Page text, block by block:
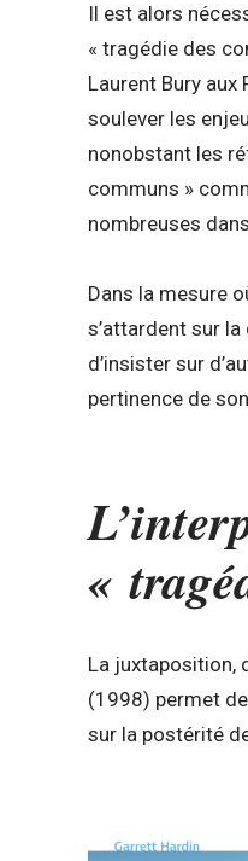
Il est alors
« tragédie des
Laurent Bury
soulever les
nonobstant les
communs »
nombreuses
Dans la mesure
s’attardent sur
d’insister sur
pertinence de
«
La juxtaposition,
(1998) permet
sur la postérité